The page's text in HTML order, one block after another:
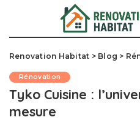
Renovation Habitat > Blog >
Rénovation
Tyko Cuisine :
mesure